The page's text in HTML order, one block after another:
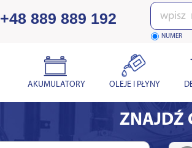
+48 889 889 192 Wpisz
numer
NUMER
AKUMULATORY OLEJE I PŁYNY
ZNAJDŹ